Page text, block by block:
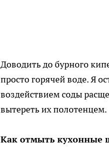
Доводить до бурного
просто горячей воде. Я
воздействием соды
вытереть их полотенцем.
Как отмыть кухонные